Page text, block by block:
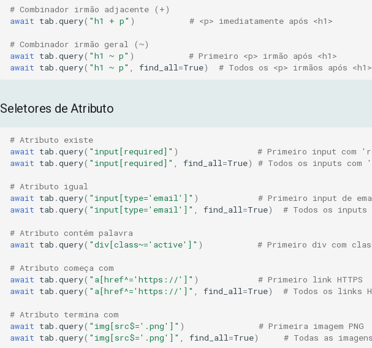
# Combinador irmão adjacente (+)
await tab .query( "h1 + p" ) # <p> imediatamente após <h1>
# Combinador irmão geral (~)
await tab .query( "h1 ~ p" )
# Primeiro <p> irmão após <h1>
await tab .query( "h1 ~ p" find_all =True) # Todos os <p> irmãos após <h1>
Seletores de Atributo
# Atributo existe
await tab .query( "input[required]" )
# Primeiro input com
await tab .query( "input[required]" find_all =True) # Todos os inputs com
# Atributo igual
await tab .query( "input[type='email']" )
# Primeiro input de
await tab .query( "input[type='email']" find_all =True) # Todos os inputs
# Atributo contém palavra
await tab .query( "div[class~='active']" ) # Primeiro div com
# Atributo começa com
await tab .query( "a[href^='https://']" )
# Primeiro link HTTPS
await tab .query( "a[href^='https://']" find_all =True) # Todos os links
# Atributo termina com
await tab .query( "img[src$='.png']" )
# Primeira imagem PNG
await tab .query( "img[src$='.png']" find_all =True) # Todas as imagens